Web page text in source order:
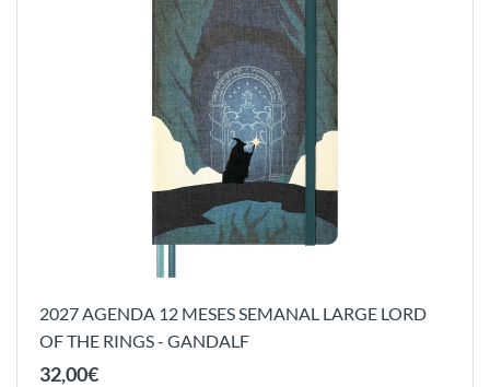
2027 AGENDA 12 MESES SEMANAL LARGE LORD
OF THE RINGS - GANDALF
32,00€